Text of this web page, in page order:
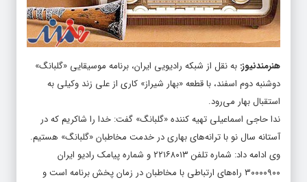
هنرمندنیوز: به نقل از شبکه رادیویی ایران، برنامه موسیقایی «گلبانگ»
دوشنبه دوم اسفند، با قطعه «بهار شیراز» کاری از علی زند وکیلی به
استقبال بهار می‌رود.
ندا حاجی اسماعیلی تهیه کننده «گلبانگ» گفت: خدا را شاکریم که در
آستانه سال نو با ترانه‌های بهاری در خدمت مخاطبان «گلبانگ» هستیم.
وی ادامه داد: شماره تلفن ۲۲۱۶۸۰۱۳ و شماره پیامک رادیو ایران
۳۰۰۰۰۹۰۰ راه‌های ارتباطی با مخاطبان در زمان پخش برنامه است و